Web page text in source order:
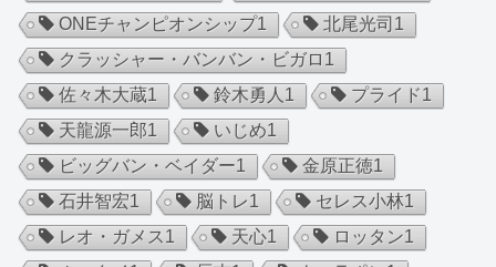
ONEチャンピオンシップ1 北尾光司 1
クラッシャー・バンバン・ビガロ 1
佐々木大蔵1 鈴木勇人 1 プライド1
天龍源一郎1 いじめ1
ビッグバン・ベイダー1 金原正徳1
石井智宏1 脳トレ1 セレス小林1
レオ・ガメス1 天心1 ロッタン1